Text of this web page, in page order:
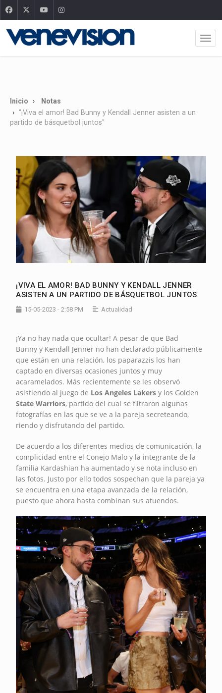
Inicio
Notas
"¡Viva el amor! Bad Bunny y Kendall Jenner asisten a un
partido de básquetbol juntos"
¡VIVA EL AMOR! BAD BUNNY Y KENDALL JENNER
ASISTEN A UN PARTIDO DE BÁSQUETBOL JUNTOS
15-05-2023 - 2:58 PM Actualidad
¡Ya no hay nada que ocultar! A pesar de que Bad
Bunny y Kendall Jenner no han declarado públicamente
que están en una relación, los paparazzis los han
captado en diversas ocasiones juntos y muy
acaramelados. Más recientemente se les observó
asistiendo al juego de Los Angeles Lakersy los Golden
State Warriors, partido del cual se filtraron algunas
fotografías en las que se ve a la pareja secreteando,
riendo y disfrutando del partido.
De acuerdo a los diferentes medios de comunicación, la
complicidad entre el Conejo Malo y la integrante de la
familia Kardashian ha aumentado y se nota incluso en
las fotos. Justo por ello todos sospechan que la pareja ya
se encuentra en una etapa avanzada de la relación,
puesto que ahora hasta combinan sus atuendos.